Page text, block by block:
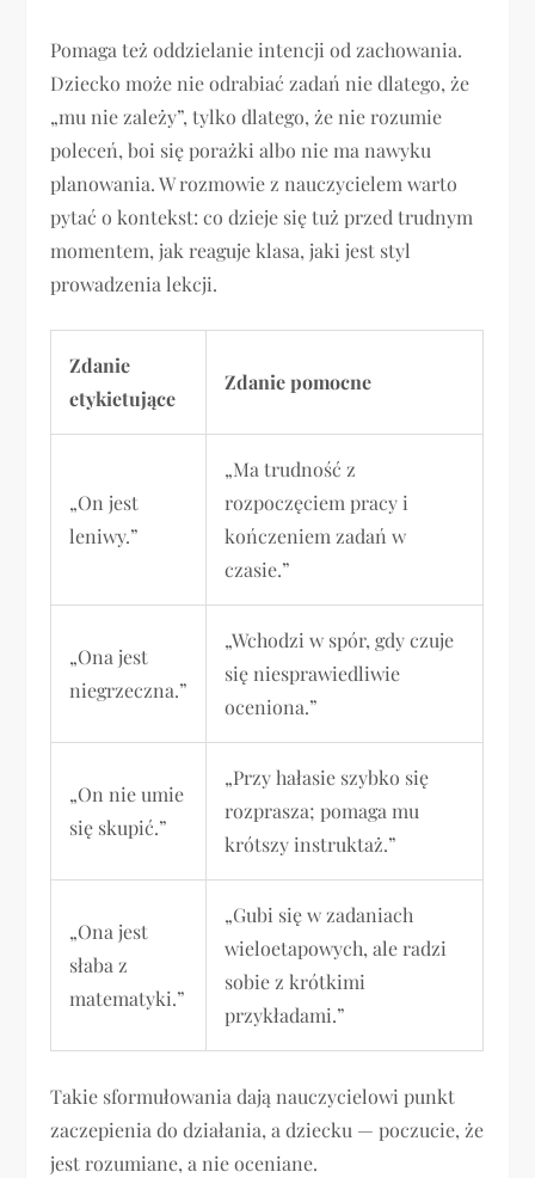
Pomaga też oddzielanie intencji od zachowania.
Dziecko może nie odrabiać zadań nie dlatego, że
„mu nie zależy”, tylko dlatego, że nie rozumie
poleceń, boi się porażki albo nie ma nawyku
planowania. W rozmowie z nauczycielem warto
pytać o kontekst: co dzieje się tuż przed trudnym
momentem, jak reaguje klasa, jaki jest styl
prowadzenia lekcji.
Zdanie
etykietujące
Zdanie pomocne
„On jest
leniwy.”
„Ma trudność z
rozpoczęciem pracy i
kończeniem zadań w
czasie.”
„Ona jest
niegrzeczna.”
„Wchodzi w spór, gdy czuje
się niesprawiedliwie
oceniona.”
„On nie umie
się skupić.”
„Przy hałasie szybko się
rozprasza; pomaga mu
krótszy instruktaż.”
„Ona jest
słaba z
matematyki.”
„Gubi się w zadaniach
wieloetapowych, ale radzi
sobie z krótkimi
przykładami.”
Takie sformułowania dają nauczycielowi punkt
zaczepienia do działania, a dziecku — poczucie, że
jest rozumiane, a nie oceniane.